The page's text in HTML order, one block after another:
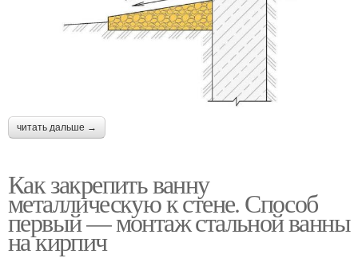
читать дальше →
Как закрепить ванну
металлическую к стене. Способ
первый — монтаж стальной ванны
на кирпич